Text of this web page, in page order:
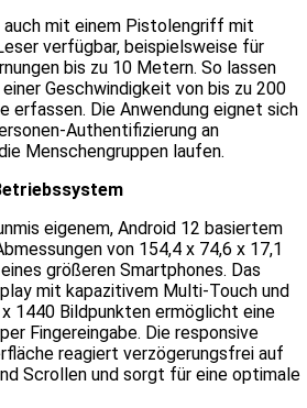
mit einem Pistolengriff mit
verfügbar, beispielsweise für
bis zu 10 Metern. So lassen
Geschwindigkeit von bis zu 200
erfassen. Die Anwendung eignet sich
Authentifizierung an
Menschengruppen laufen.
eigenem, Android 12 basiertem
von 154,4 x 74,6 x 17,1
größeren Smartphones. Das
mit kapazitivem Multi-Touch und
1440 Bildpunkten ermöglicht eine
Fingereingabe. Die responsive
reagiert verzögerungsfrei auf
Scrollen und sorgt für eine optimale